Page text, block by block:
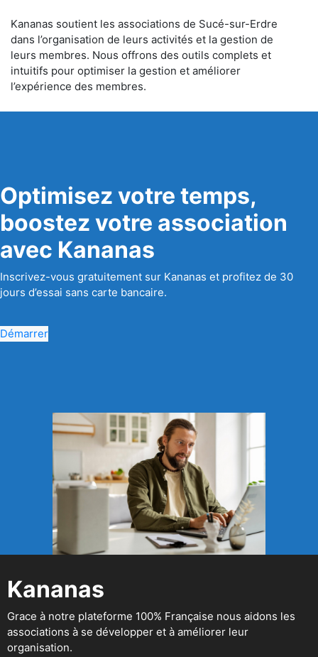
Kananas soutient les associations de Sucé-sur-Erdre
dans l’organisation de leurs activités et la gestion de
leurs membres. Nous offrons des outils complets et
intuitifs pour optimiser la gestion et améliorer
l’expérience des membres.
Optimisez votre temps,
boostez votre association
avec Kananas
Inscrivez-vous gratuitement sur Kananas et profitez de 30
jours d’essai sans carte bancaire.
Démarrer
Kananas
Grace à notre plateforme 100% Française nous aidons les
associations à se développer et à améliorer leur
organisation.